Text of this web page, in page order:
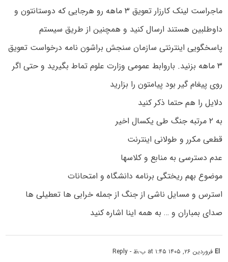
ماجراست‌ لینک کارزار تعویق ۳ ماهه رو هرجایی که دوستانتون و
داوطلبین هستند ارسال کنید و همچنین از طریق سیستم
پاسخگویی اینترنتی سازمان سنجش براشون نامه درخواست تعویق
۳ ماهه بزنید. باروابط عمومی وزارت علوم تماط بگیرید و حتی اگر
روی پیغام گیر بود پیامتون را بزارید
دلایل را هم حتما ذکر کنید
به ۲ مرتبه جنگ طی یکسال اخیر
قطعی مکرر و طولانی اینترنت
عدم دسترسی به منابع و کلاسها
موضوع بهم ریختگی برنامه دانشگاه و امتحانات
استرس و مسایل ناشی از جنگ از جمله خرابی ها تعطیلی ها
صدای بمباران و … به همه اینا اشاره کنید
Elفروردین ۲۶, ۱۴۰۵ at ۱:۴۵ ب٫ظ - Reply